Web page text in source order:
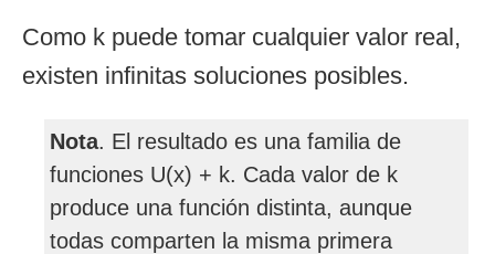
Como k puede tomar cualquier valor real,
existen infinitas soluciones posibles.
Nota. El resultado es una familia de
funciones U(x) + k. Cada valor de k
produce una función distinta, aunque
todas comparten la misma primera